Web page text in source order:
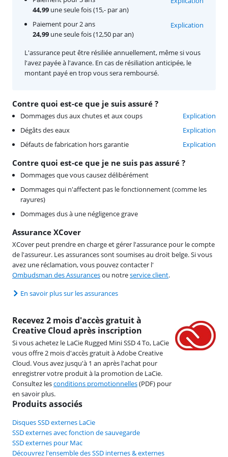
Contre quoi est-ce que je suis assuré ?
Dommages dus aux chutes et aux coups
Explication
Dégâts des eaux
Explication
Défauts de fabrication hors garantie
Explication
Contre quoi est-ce que je ne suis pas assuré ?
Dommages que vous causez délibérément
Dommages qui n'affectent pas le fonctionnement (comme les
rayures)
Dommages dus à une négligence grave
Assurance XCover
XCover peut prendre en charge et gérer l'assurance pour le compte
de l'assureur. Les assurances sont soumises au droit belge. Si vous
avez une réclamation, vous pouvez contacter l'
Ombudsman des Assurancesou notreservice client.
En savoir plus sur les assurances
44,99 une seule fois (15,- par an)
Paiement pour 2 ans
24,99 une seule fois (12,50 par an)
Explication
L'assurance peut être résiliée annuellement, même si vous
l'avez payée à l'avance. En cas de résiliation anticipée, le
montant payé en trop vous sera remboursé.
Recevez 2 mois d'accès gratuit à
Creative Cloud après inscription
Si vous achetez le LaCie Rugged Mini SSD 4 To, LaCie
vous offre 2 mois d'accès gratuit à Adobe Creative
Cloud. Vous avez jusqu'à 1 an après l'achat pour
enregistrer votre produit à la promotion de LaCie.
Consultez lesconditions promotionnelles(PDF) pour
en savoir plus.
Produits associés
Disques SSD externes LaCie
SSD externes avec fonction de sauvegarde
SSD externes pour Mac
Découvrez l'ensemble des SSD internes & externes